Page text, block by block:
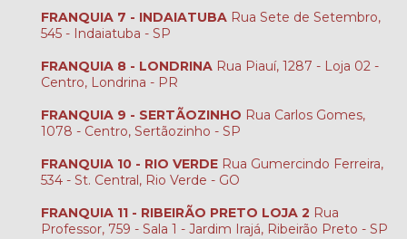
FRANQUIA 7 - INDAIATUBA Rua Sete de Setembro,
545 - Indaiatuba - SP
FRANQUIA 8 - LONDRINA Rua Piauí, 1287 - Loja 02 -
Centro, Londrina - PR
FRANQUIA 9 - SERTÃOZINHO Rua Carlos Gomes,
1078 - Centro, Sertãozinho - SP
FRANQUIA 10 - RIO VERDE Rua Gumercindo Ferreira,
534 - St. Central, Rio Verde - GO
FRANQUIA 11 - RIBEIRÃO PRETO LOJA 2 Rua
Professor, 759 - Sala 1 - Jardim Irajá, Ribeirão Preto - SP